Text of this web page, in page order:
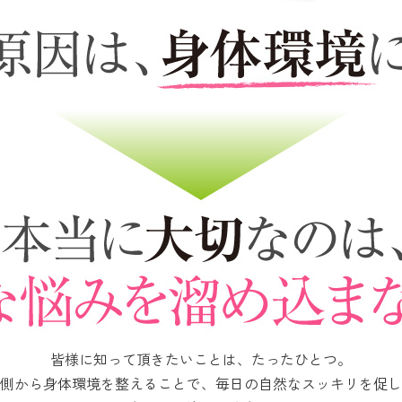
皆様に知って頂きたいことは、たったひとつ。
から身体環境を整えることで、毎日の自然なスッキリを促